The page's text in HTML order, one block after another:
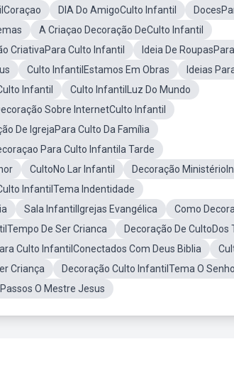
DIA Do AmigoCulto Infantil
A Criaçao Decoração DeCulto Infantil
CriativaPara Culto Infantil
Ideia De
Culto InfantilEstamos Em Obras
Ideias
Infantil
Culto InfantilLuz Do Mundo
Sobre InternetCulto Infantil
De IgrejaPara Culto Da Família
Para Culto Infantila Tarde
CultoNo Lar Infantil Decoração
InfantilTema Indentidade
Sala InfantilIgrejas Evangélica
Como
De Ser Crianca
Decoração De CultoDos
Culto InfantilConectados Com Deus Biblia
Criança
Decoração Culto InfantilTema O
O Mestre Jesus